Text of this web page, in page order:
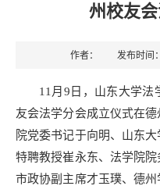
州校友
作者： 发布时间
11月9日，山东大学法
友会法学分会成立仪式在
院党委书记于向明、山东
特聘教授崔永东、法学院
市政协副主席才玉璞、德